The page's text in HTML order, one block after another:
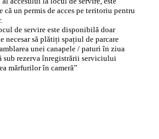
că un permis de acces pe teritoriu pentru
de servire este disponibilă doar
necesar să plătiți spațiul de parcare
unei canapele / paturi în ziua
rezerva înregistrării serviciului
mărfurilor în cameră”